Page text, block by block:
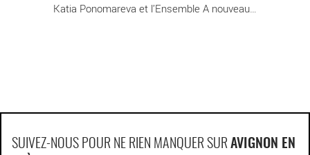
Katia Ponomareva et l’Ensemble A nouveau [...]
SUIVEZ-NOUS POUR NE RIEN MANQUER SUR AVIGNON EN